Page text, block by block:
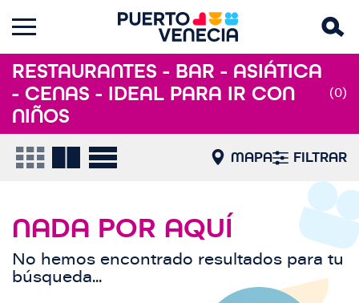
RESTAURANTES - BAR - ASIÁTICA
- CENAS - IDEAL PARA IR CON
NIÑOS
(0)
MAPA FILTRAR
NADA POR AQUÍ
No hemos encontrado resultados para tu
búsqueda...